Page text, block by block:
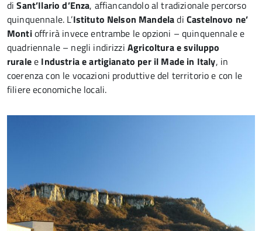
diSant’Ilario d’Enza, affiancandolo al tradizionale percorso
quinquennale. L’Istituto Nelson Mandeladi Castelnovo ne’
Montioffrirà invece entrambe le opzioni – quinquennale e
quadriennale – negli indirizzi Agricoltura e sviluppo
ruralee Industria e artigianato per il Made in Italy, in
coerenza con le vocazioni produttive del territorio e con le
filiere economiche locali.